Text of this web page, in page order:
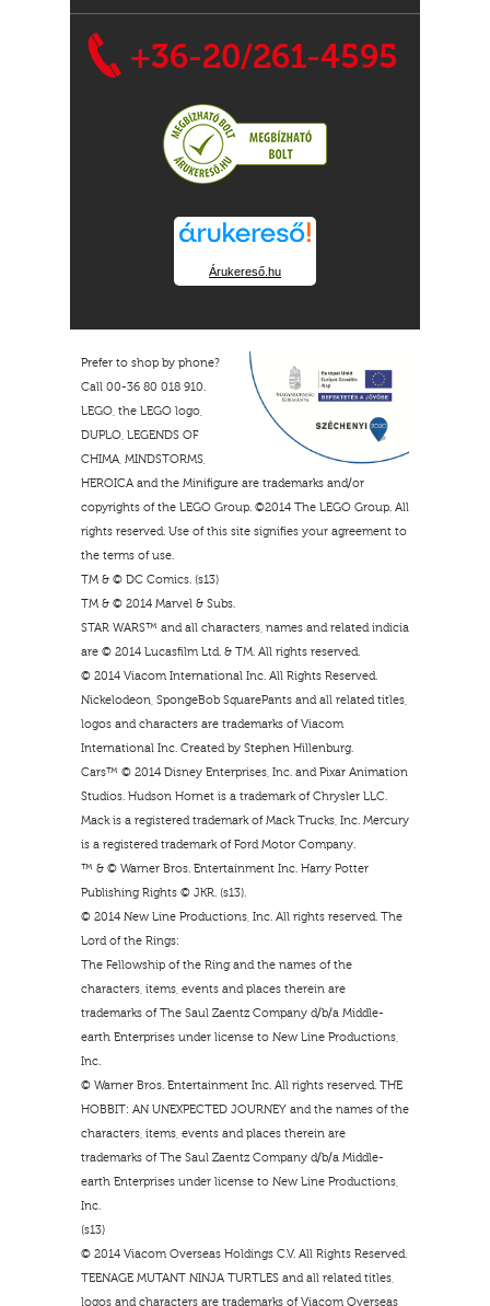
+36-20/261-4595
Árukereső.hu
Prefer to shop by phone?
Call 00-36 80 018 910.
LEGO, the LEGO logo,
DUPLO, LEGENDS OF
CHIMA, MINDSTORMS,
HEROICA and the Minifigure are trademarks and/or
copyrights of the LEGO Group. ©2014 The LEGO Group. All
rights reserved. Use of this site signifies your agreement to
the terms of use.
TM & © DC Comics. (s13)
TM & © 2014 Marvel & Subs.
STAR WARS™ and all characters, names and related indicia
are © 2014 Lucasfilm Ltd. & TM. All rights reserved.
© 2014 Viacom International Inc. All Rights Reserved.
Nickelodeon, SpongeBob SquarePants and all related titles,
logos and characters are trademarks of Viacom
International Inc. Created by Stephen Hillenburg.
Cars™ © 2014 Disney Enterprises, Inc. and Pixar Animation
Studios. Hudson Hornet is a trademark of Chrysler LLC.
Mack is a registered trademark of Mack Trucks, Inc. Mercury
is a registered trademark of Ford Motor Company.
™ & © Warner Bros. Entertainment Inc. Harry Potter
Publishing Rights © JKR. (s13).
© 2014 New Line Productions, Inc. All rights reserved. The
Lord of the Rings:
The Fellowship of the Ring and the names of the
characters, items, events and places therein are
trademarks of The Saul Zaentz Company d/b/a Middle-
earth Enterprises under license to New Line Productions,
Inc.
© Warner Bros. Entertainment Inc. All rights reserved. THE
HOBBIT: AN UNEXPECTED JOURNEY and the names of the
characters, items, events and places therein are
trademarks of The Saul Zaentz Company d/b/a Middle-
earth Enterprises under license to New Line Productions,
Inc.
(s13)
© 2014 Viacom Overseas Holdings C.V. All Rights Reserved.
TEENAGE MUTANT NINJA TURTLES and all related titles,
logos and characters are trademarks of Viacom Overseas